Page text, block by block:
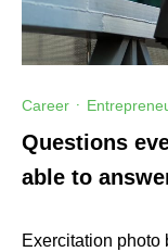
Career ·
Questions
able to
Exercitation photo